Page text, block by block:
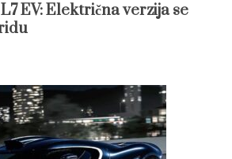
EV: Električna verzija se